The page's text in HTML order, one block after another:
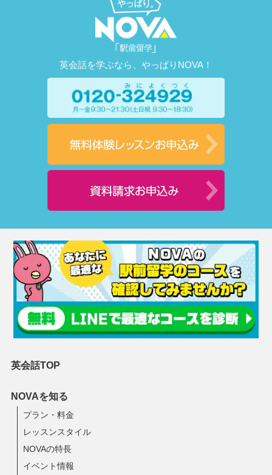
英会話を学ぶなら、やっぱりNOVA！
英会話TOP
NOVAを知る
プラン・料金
レッスンスタイル
NOVAの特長
イベント情報